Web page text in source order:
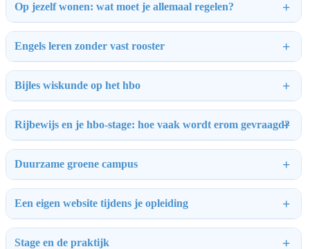
Op jezelf wonen: wat moet je allemaal regelen?
Engels leren zonder vast rooster
Bijles wiskunde op het hbo
Rijbewijs en je hbo-stage: hoe vaak wordt erom gevraagd?
Duurzame groene campus
Een eigen website tijdens je opleiding
Stage en de praktijk